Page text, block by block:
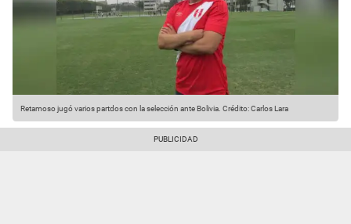
Retamoso jugó varios partdos con la selección ante Bolivia. Crédito: Carlos Lara